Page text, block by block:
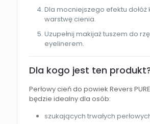
Dla mocniejszego efektu dołóż
warstwę cienia.
Uzupełnij makijaż tuszem do
eyelinerem.
Dla kogo jest ten
Perłowy cień do powiek Revers PURE
będzie idealny dla osób:
szukających trwałych